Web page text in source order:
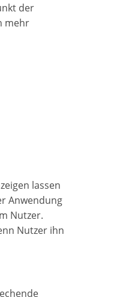
der
mehr
lassen
Anwendung
Nutzer.
Nutzer ihn